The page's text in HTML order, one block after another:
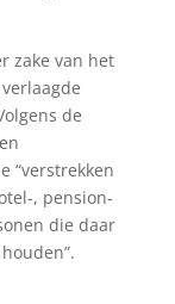
zake van het
de
“verstrekken
, pension-
die daar